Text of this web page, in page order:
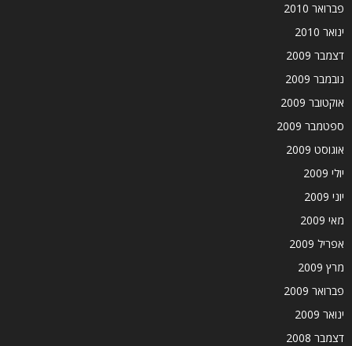
פברואר 2010
ינואר 2010
דצמבר 2009
נובמבר 2009
אוקטובר 2009
ספטמבר 2009
אוגוסט 2009
יולי 2009
יוני 2009
מאי 2009
אפריל 2009
מרץ 2009
פברואר 2009
ינואר 2009
דצמבר 2008